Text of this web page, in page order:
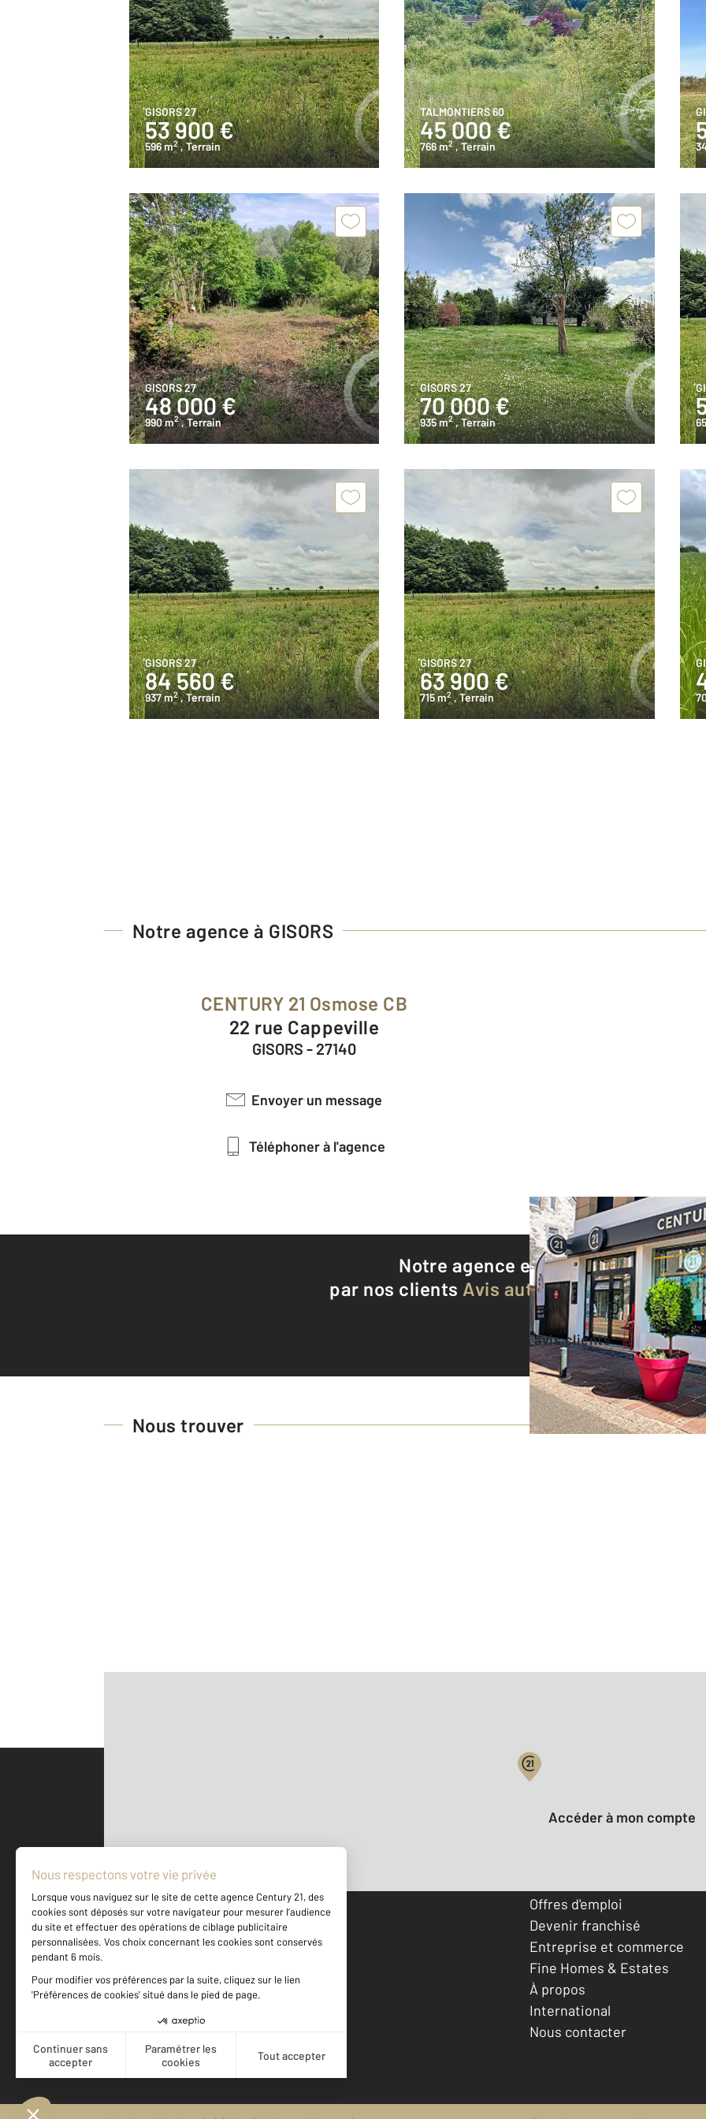
GISORS 27
53 900 €
596 m2 , Terrain
TALMONTIERS 60
45 000 €
766 m2 , Terrain
GISORS 27
48 000 €
990 m2 , Terrain
GISORS 27
70 000 €
935 m2 , Terrain
GISORS 27
84 560 €
937 m2 , Terrain
GISORS 27
63 900 €
715 m2 , Terrain
Notre agence à GISORS
CENTURY 21 Osmose CB
22 rue Cappeville
GISORS - 27140
Envoyer un message
Téléphoner à l'agence
Notre agence est notée9,0/10
par nos clients Avis authentifiés par
Voir tous les avis clients
Nous trouver
500 m
Votre compte :
Accéder à mon compte
Achat
Location
Offres d'emploi
Devenir franchisé
Entreprise et commerce
Fine Homes & Estates
À propos
International
Nous contacter